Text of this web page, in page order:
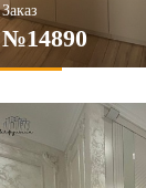
Заказ
№14890